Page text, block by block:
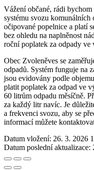
Vážení občané, rádi
systému svozu komunálních
očipované popelnice a platí
bez ohledu na naplněnost
roční poplatek za odpady
Obec Zvoleněves se
odpadů. Systém funguje na
jsou evidovány podle
platit poplatek za odpad ve
60 litrům odpadu měsíčně.
za každý litr navíc. Je
a frekvenci svozu, aby se
informací můžete
Datum vložení: 26. 3. 2026
Datum poslední aktualizace: